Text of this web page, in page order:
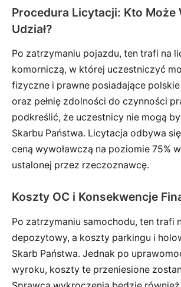
Procedura Licytacji: Kto Może
Udział?
Po zatrzymaniu pojazdu, ten trafi na
komorniczą, w której uczestniczyć
fizyczne i prawne posiadające
oraz pełnię zdolności do czynności
podkreślić, że uczestnicy nie mogą
Skarbu Państwa. Licytacja odbywa
ceną wywoławczą na poziomie 75%
ustalonej przez rzeczoznawcę.
Koszty OC i Konsekwencje
Po zatrzymaniu samochodu, ten trafi
depozytowy, a koszty parkingu i
Skarb Państwa. Jednak po
wyroku, koszty te przeniesione